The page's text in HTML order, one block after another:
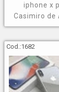
iphone x
Casimiro de
Cod.:1682